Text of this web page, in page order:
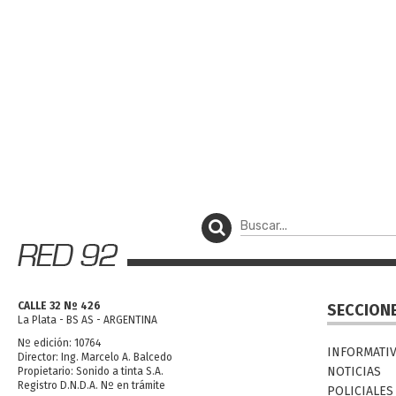
CALLE 32 Nº 426
La Plata - BS AS - ARGENTINA
Nº edición: 10764
Director: Ing. Marcelo A. Balcedo
Propietario: Sonido a tinta S.A.
Registro D.N.D.A. Nº en trámite
NOTICIAS
POLICIALES